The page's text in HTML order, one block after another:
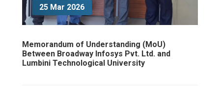
25 Mar 2026
Memorandum of Understanding (MoU)
Between Broadway Infosys Pvt. Ltd. and
Lumbini Technological University